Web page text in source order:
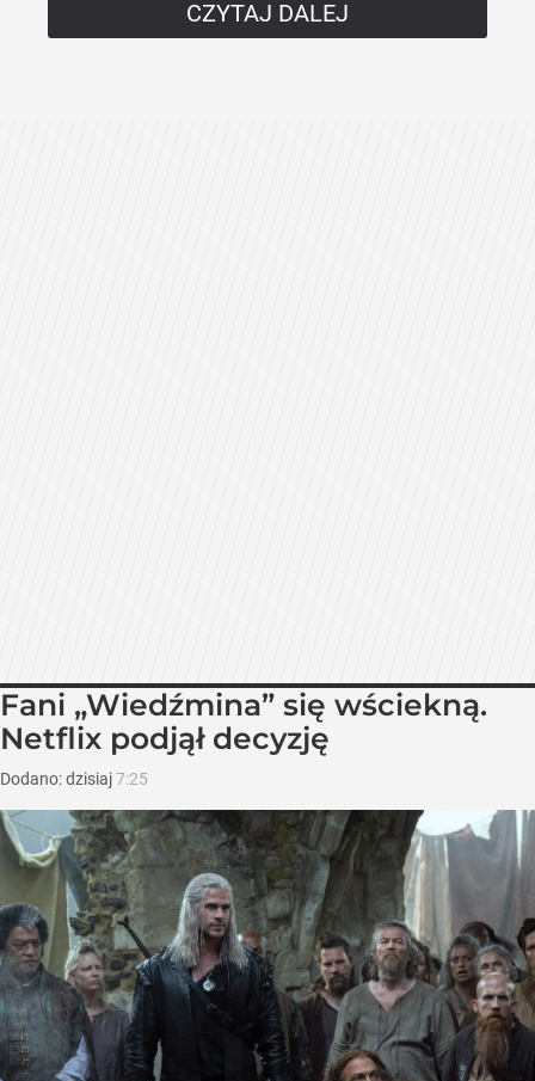
CZYTAJ DALEJ
Fani „Wiedźmina” się wściekną.
Netflix podjął decyzję
Dodano:dzisiaj7:25